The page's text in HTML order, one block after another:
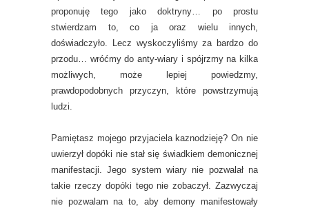
proponuję tego jako doktryny… po prostu
stwierdzam to, co ja oraz wielu innych,
doświadczyło. Lecz wyskoczyliśmy za bardzo do
przodu… wróćmy do anty-wiary i spójrzmy na kilka
możliwych, może lepiej powiedzmy,
prawdopodobnych przyczyn, które powstrzymują
ludzi.
Pamiętasz mojego przyjaciela kaznodzieję? On nie
uwierzył dopóki nie stał się świadkiem demonicznej
manifestacji. Jego system wiary nie pozwalał na
takie rzeczy dopóki tego nie zobaczył. Zazwyczaj
nie pozwalam na to, aby demony manifestowały